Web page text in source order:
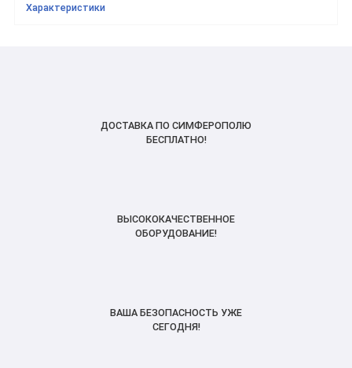
Характеристики
ДОСТАВКА ПО СИМФЕРОПОЛЮ
БЕСПЛАТНО!
ВЫСОКОКАЧЕСТВЕННОЕ
ОБОРУДОВАНИЕ!
ВАША БЕЗОПАСНОСТЬ УЖЕ
СЕГОДНЯ!